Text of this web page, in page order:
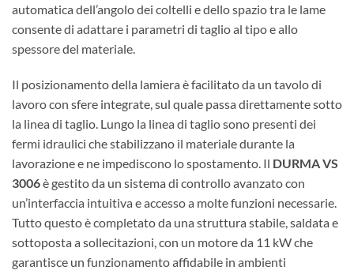
automatica dell’angolo dei coltelli e dello spazio tra le lame
consente di adattare i parametri di taglio al tipo e allo
spessore del materiale.
Il posizionamento della lamiera è facilitato da un tavolo di
lavoro con sfere integrate, sul quale passa direttamente sotto
la linea di taglio. Lungo la linea di taglio sono presenti dei
fermi idraulici che stabilizzano il materiale durante la
lavorazione e ne impediscono lo spostamento. Il DURMA VS
3006è gestito da un sistema di controllo avanzato con
un’interfaccia intuitiva e accesso a molte funzioni necessarie.
Tutto questo è completato da una struttura stabile, saldata e
sottoposta a sollecitazioni, con un motore da 11 kW che
garantisce un funzionamento affidabile in ambienti